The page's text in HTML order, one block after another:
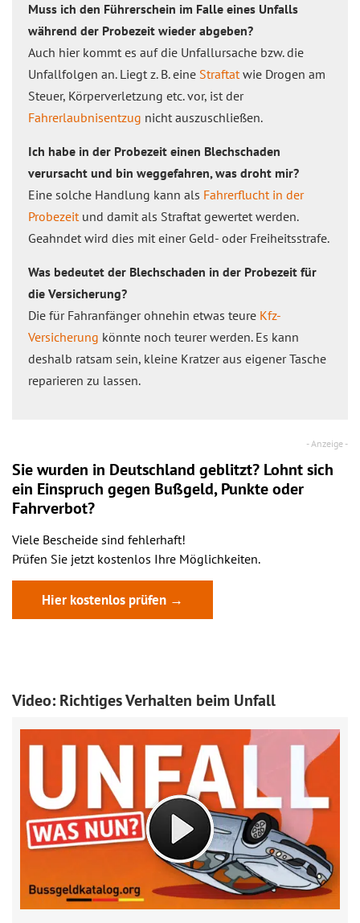
Muss ich den Führerschein im Falle eines Unfalls
während der Probezeit wieder abgeben?
Auch hier kommt es auf die Unfallursache bzw. die
Unfallfolgen an. Liegt z. B. eine Straftatwie Drogen am
Steuer, Körperverletzung etc. vor, ist der
Fahrerlaubnisentzug nicht auszuschließen.
Ich habe in der Probezeit einen Blechschaden
verursacht und bin weggefahren, was droht mir?
Eine solche Handlung kann als Fahrerflucht in der
Probezeitund damit als Straftat gewertet werden.
Geahndet wird dies mit einer Geld- oder Freiheitsstrafe.
Was bedeutet der Blechschaden in der Probezeit für
die Versicherung?
Die für Fahranfänger ohnehin etwas teure Kfz-
Versicherung könnte noch teurer werden. Es kann
deshalb ratsam sein, kleine Kratzer aus eigener Tasche
reparieren zu lassen.
Sie wurden in Deutschland geblitzt? Lohnt sich
ein Einspruch gegen Bußgeld, Punkte oder
Fahrverbot?
Viele Bescheide sind fehlerhaft!
Prüfen Sie jetzt kostenlos Ihre Möglichkeiten.
Hier kostenlos prüfen →
Video: Richtiges Verhalten beim Unfall